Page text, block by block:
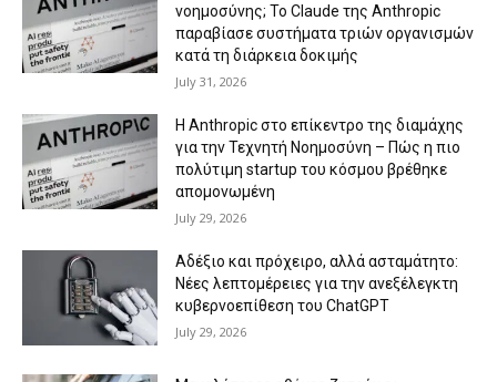
νοημοσύνης; Το Claude της Anthropic
παραβίασε συστήματα τριών οργανισμών
κατά τη διάρκεια δοκιμής
July 31, 2026
Η Anthropic στο επίκεντρο της διαμάχης
για την Τεχνητή Νοημοσύνη – Πώς η πιο
πολύτιμη startup του κόσμου βρέθηκε
απομονωμένη
July 29, 2026
Αδέξιο και πρόχειρο, αλλά ασταμάτητο:
Νέες λεπτομέρειες για την ανεξέλεγκτη
κυβερνοεπίθεση του ChatGPT
July 29, 2026